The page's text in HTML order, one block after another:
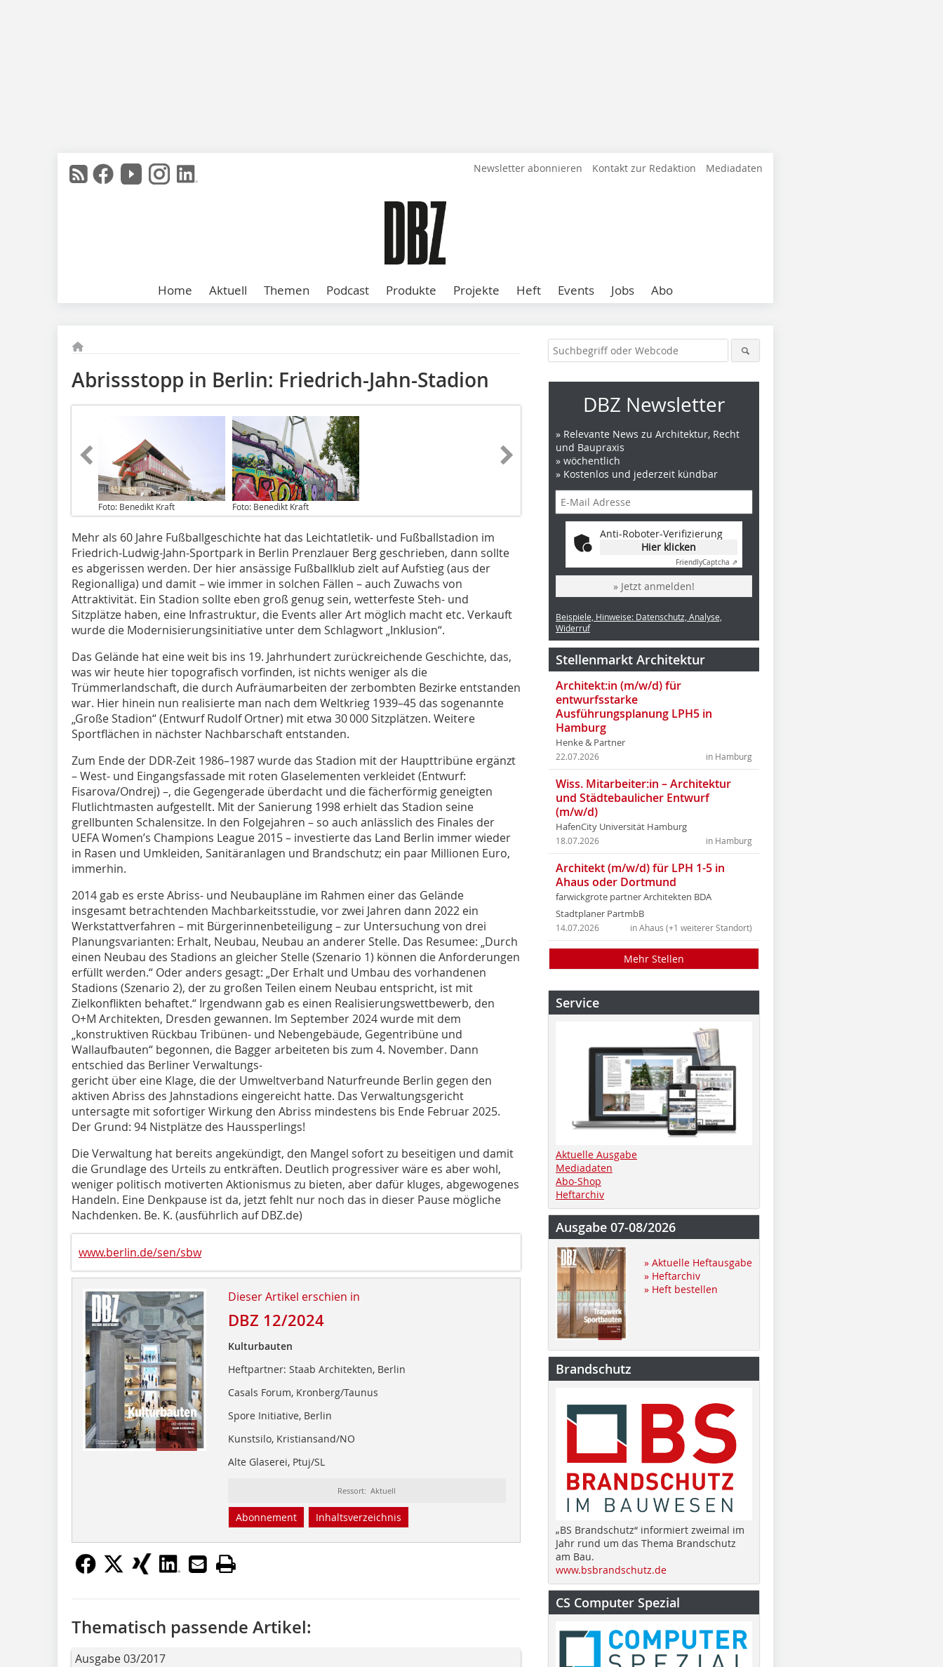
Newsletter abonnieren Kontakt zur Redaktion Mediadaten
Home Aktuell Themen Podcast Produkte Projekte Heft Events Jobs Abo
Abrissstopp in Berlin: Friedrich-Jahn-Stadion
Foto: Benedikt Kraft Foto: Benedikt Kraft
Mehr als 60 Jahre Fußballgeschichte hat das Leichtatletik- und Fußballstadion im
Friedrich-Ludwig-Jahn-Sportpark in Berlin Prenzlauer Berg geschrieben, dann sollte
es abgerissen werden. Der hier ansässige Fußballklub zielt auf Aufstieg (aus der
Regionalliga) und damit – wie immer in solchen Fällen – auch Zuwachs von
Attraktivität. Ein Stadion sollte eben groß genug sein, wetterfeste Steh- und
Sitzplätze haben, eine Infrastruktur, die Events aller Art möglich macht etc. Verkauft
wurde die Modernisierungsinitiative unter dem Schlagwort „Inklusion“.
Das Gelände hat eine weit bis ins 19. Jahrhundert zurückreichende Geschichte, das,
was wir heute hier topografisch vorfinden, ist nichts weniger als die
Trümmerlandschaft, die durch Aufräumarbeiten der zerbombten Bezirke entstanden
war. Hier hinein nun realisierte man nach dem Weltkrieg 1939–45 das sogenannte
„Große Stadion“ (Entwurf Rudolf Ortner) mit etwa 30 000 Sitzplätzen. Weitere
Sportflächen in nächster Nachbarschaft entstanden.
Zum Ende der DDR-Zeit 1986–1987 wurde das Stadion mit der Haupttribüne ergänzt
– West- und Eingangsfassade mit roten Glaselementen verkleidet (Entwurf:
Fisarova/Ondrej) –, die ­Gegengerade überdacht und die fächerförmig geneigten
Flutlichtmasten aufgestellt. Mit der Sanierung 1998 erhielt das Stadion seine
grellbunten Schalensitze. In den Folgejahren – so auch anlässlich des Finales der
UEFA Women’s Cham­pions League 2015 – investierte das Land Berlin immer wieder
in Rasen und Umkleiden, Sanitäranlagen und Brandschutz; ein paar Millionen Euro,
immerhin.
2014 gab es erste Abriss- und Neubaupläne im Rahmen einer das Gelände
insgesamt betrach­tenden Machbarkeitsstudie, vor zwei Jahren dann 2022 ein
Werkstattverfahren – mit Bürgerinnenbeteiligung – zur Untersuchung von drei
Planungsvarianten: Erhalt, Neubau, Neubau an anderer Stelle. Das Resumee: „Durch
einen Neubau des Stadions an gleicher Stelle (Szenario 1) können die Anforderungen
erfüllt werden.“ Oder anders gesagt: „Der Erhalt und Umbau des vorhandenen
Stadions (Szenario 2), der zu großen Teilen einem Neubau entspricht, ist mit
Zielkonflikten behaftet.“ Irgendwann gab es einen Realisierungswettbewerb, den
O+M Architekten, Dresden gewannen. Im September 2024 wurde mit dem
„konstruktiven Rückbau Tribünen- und Nebengebäude, Gegentribüne und
Wallaufbauten“ begonnen, die Bagger arbeiteten bis zum 4. November. Dann
entschied das Berliner Verwaltungs-
gericht über eine Klage, die der Umweltverband Naturfreunde Berlin gegen den
aktiven Abriss des Jahnstadions eingereicht hatte. Das Verwaltungsgericht
untersagte mit sofortiger Wirkung den Abriss mindestens bis Ende Februar 2025.
Der Grund: 94 Nistplätze des Haussperlings!
Die Verwaltung hat bereits angekündigt, den Mangel sofort zu beseitigen und damit
die Grundlage des Urteils zu entkräften. Deutlich progressiver wäre es aber wohl,
weniger politisch motiverten Aktionismus zu bieten, aber dafür kluges, abgewogenes
Handeln. Eine Denkpause ist da, jetzt fehlt nur noch das in dieser Pause mögliche
Nachdenken. Be. K. (ausführlich aufDBZ.de)
www.berlin.de/sen/sbw
Dieser Artikel erschien in
DBZ 12/2024
Kulturbauten
Heftpartner: Staab Architekten, Berlin
Casals Forum, Kronberg/Taunus
Spore Initiative, Berlin
Kunstsilo, Kristiansand/NO
Alte Glaserei, Ptuj/SL
Ressort: Aktuell
Abonnement Inhaltsverzeichnis
Thematisch passende Artikel:
Ausgabe 03/2017
DBZ Newsletter
» Relevante News zu Architektur, Recht
und Baupraxis
» wöchentlich
» Kostenlos und jederzeit kündbar
Anti-Roboter-Verifizierung
Hier klicken
FriendlyCaptcha ⇗
» Jetzt anmelden!
Beispiele, Hinweise: Datenschutz, Analyse,
Widerruf
Stellenmarkt Architektur
Architekt:in (m/w/d) für
entwurfsstarke
Ausführungsplanung LPH5 in
Hamburg
Henke & Partner
in Hamburg
22.07.2026
Wiss. Mitarbeiter:in – Architektur
und Städtebaulicher Entwurf
(m/w/d)
HafenCity Universität Hamburg
in Hamburg
18.07.2026
Architekt (m/w/d) für LPH 1-5 in
Ahaus oder Dortmund
farwickgrote partner Architekten BDA
Stadtplaner PartmbB
in Ahaus (+1 weiterer Standort)
14.07.2026
Mehr Stellen
Service
Aktuelle Ausgabe
Mediadaten
Abo-Shop
Heftarchiv
Ausgabe 07-08/2026
» Aktuelle Heftausgabe
» Heftarchiv
» Heft bestellen
Brandschutz
„BS Brandschutz“ informiert zweimal im
Jahr rund um das Thema Brandschutz
am Bau.
www.bsbrandschutz.de
CS Computer Spezial